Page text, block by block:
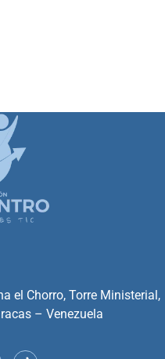
el Chorro, Torre Ministerial,
– Venezuela